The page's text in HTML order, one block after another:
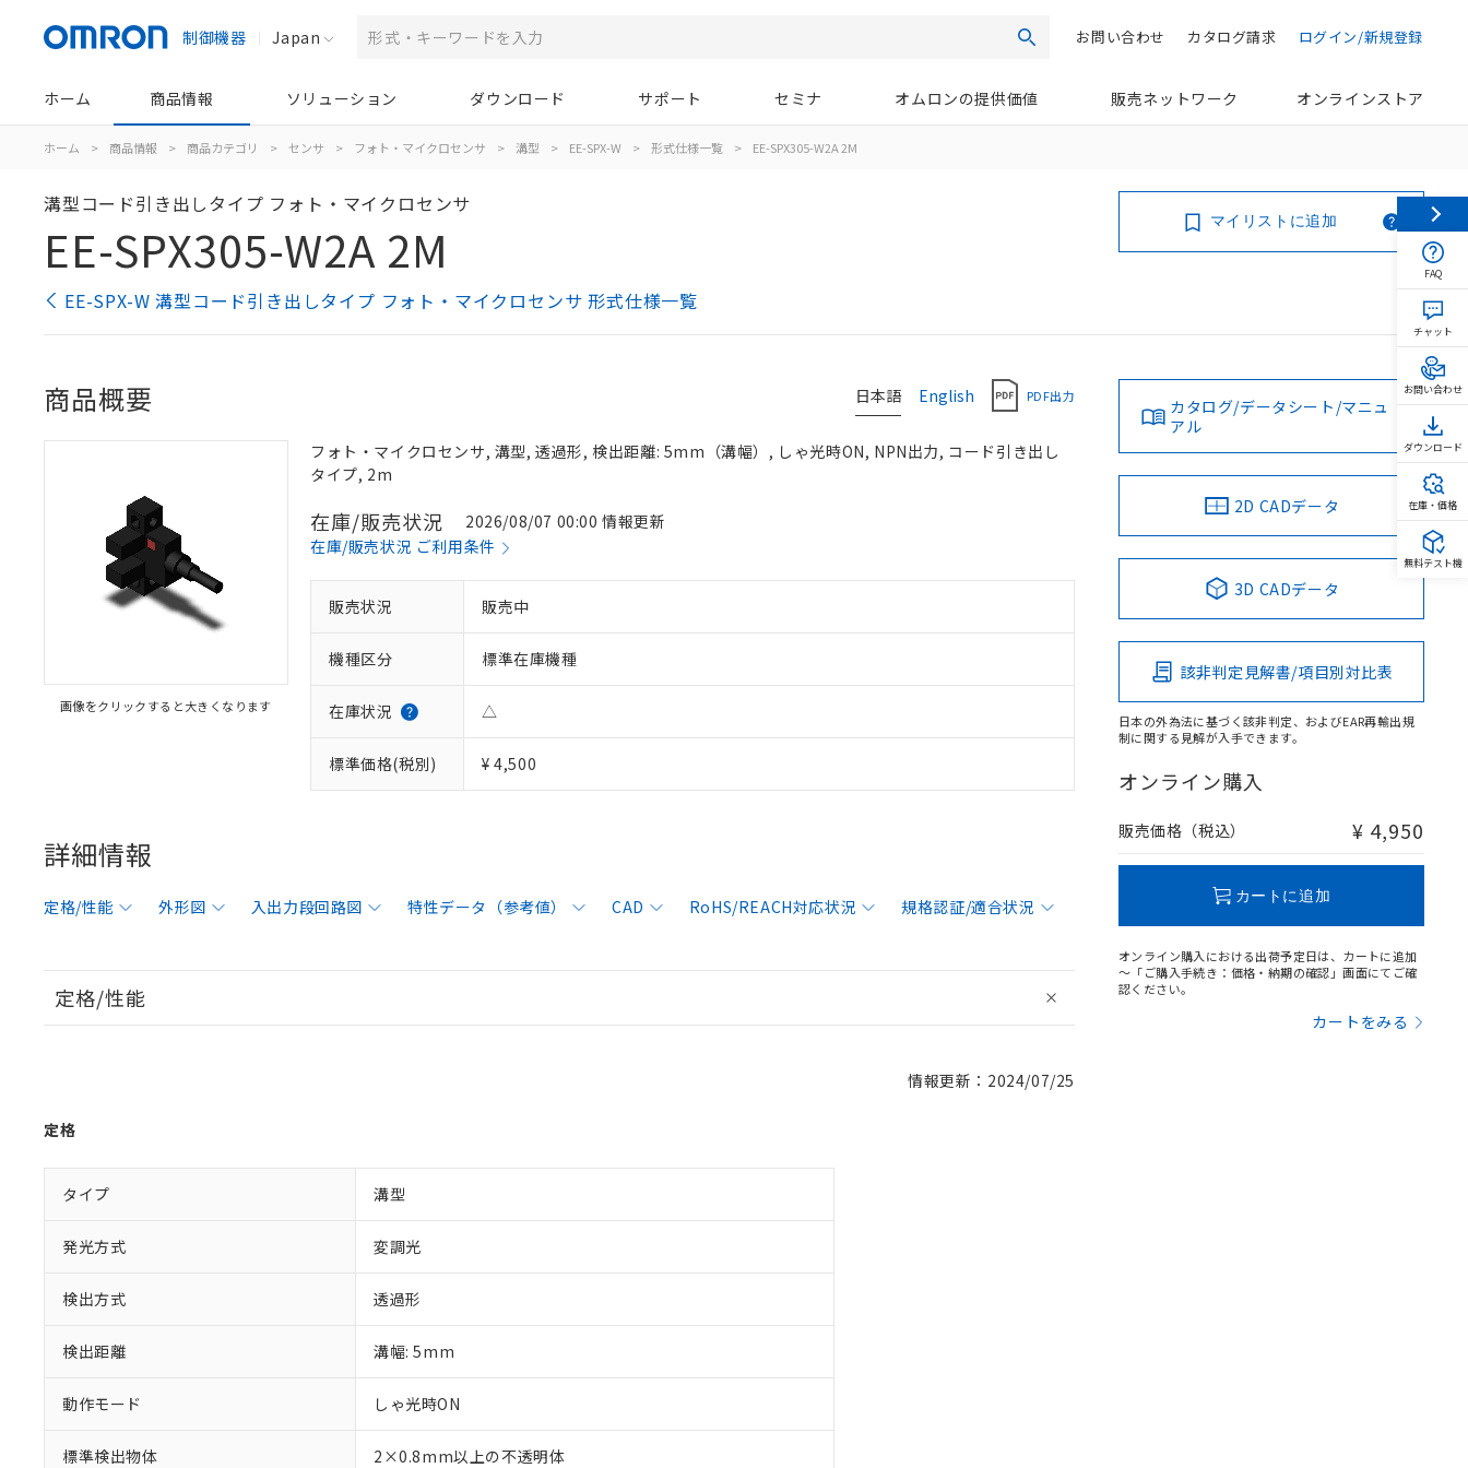
制御機器 Japan 検索 ログイン/新規登録
カタログ請求
お問い合わせ
ホーム 商品情報 ソリューション ダウンロード サポート セミナ オムロンの提供価値 販売ネットワーク オンラインストア
ホーム > 商品情報 > 商品カテゴリ > センサ > フォト・マイクロセンサ > 溝型 > EE-SPX-W > 形式仕様一覧 > EE-SPX305-W2A 2M
溝型コード引き出しタイプ フォト・マイクロセンサ
EE-SPX305-W2A 2M
EE-SPX-W 溝型コード引き出しタイプ フォト・マイクロセンサ 形式仕様一覧
マイリストに追加
日本語 English PDF出力
商品概要
画像をクリックすると大きくなります
フォト・マイクロセンサ, 溝型, 透過形, 検出距離: 5mm（溝幅）, しゃ光時ON, NPN出力, コード引き出し
タイプ, 2m
在庫/販売状況
2026/08/07 00:00 情報更新
在庫/販売状況 ご利用条件
販売状況 販売中
機種区分 標準在庫機種
在庫状況 △
標準価格(税別) ¥ 4,500
詳細情報
定格/性能 外形図 入出力段回路図 特性データ（参考値） CAD RoHS/REACH対応状況 規格認証/適合状況
定格/性能
情報更新：2024/07/25
定格
タイプ 溝型
発光方式 変調光
検出方式 透過形
検出距離 溝幅: 5mm
動作モード しゃ光時ON
標準検出物体 2×0.8mm以上の不透明体
カタログ/データシート/マニュ
アル
2D CADデータ
3D CADデータ
該非判定見解書/項目別対比表
日本の外為法に基づく該非判定、およびEAR再輸出規
制に関する見解が入手できます。
オンライン購入
販売価格（税込） ¥ 4,950
カートに追加
オンライン購入における出荷予定日は、カートに追加
～「ご購入手続き：価格・納期の確認」画面にてご確
認ください。
カートをみる
FAQ
チャット
お問い合わせ
ダウンロード
在庫・価格
無料テスト機